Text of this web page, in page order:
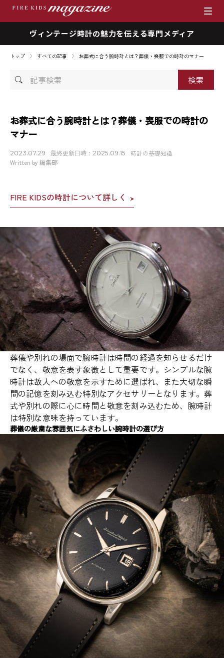
ヴィンテージ時計の魅力を伝える専門メディア
ブランド
ファイアーキッズマガジン
採用情報
トップ すべての記事 お葬式に合う腕時計とは？葬儀・喪服での時計のマナー
記
お葬式に合う腕時計とは？葬儀・喪服での時計の
マナー
2023.07.29 最終更新日時：2025.09.15
時計の基礎知識
Written by 編集部
FIRE KIDSの時計について詳しく
葬儀や別れの場面で腕時計は時間の経過を知らせるだけ
でなく、敬意を表す象徴として重要です。シンプルな腕
時計は故人への敬意を示すために選ばれ、また大切な瞬
間の記憶を刻み込む特別なアクセサリーとなります。葬
式や別れの際に心に時間と敬意を刻み込むため、腕時計
は特別な意味を持っています。
葬儀の厳粛な雰囲気にふさわしい腕時計の選び方